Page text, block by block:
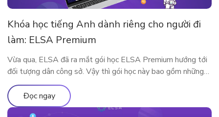
Khóa học tiếng Anh dành riêng cho người đi
làm: ELSA Premium
Vừa qua, ELSA đã ra mắt gói học ELSA Premium hướng tới
đối tượng dân công sở. Vậy thì gói học này bao gồm những
gì? Vì sao ELSA Premium lại phù hợp với người đi làm? Hãy
cùng tìm hiểu qua bài viết sau nhé!
Đọc ngay